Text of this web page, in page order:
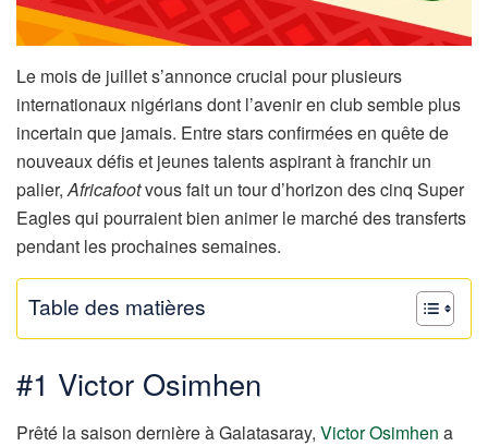
Le mois de juillet s’annonce crucial pour plusieurs
internationaux nigérians dont l’avenir en club semble plus
incertain que jamais. Entre stars confirmées en quête de
nouveaux défis et jeunes talents aspirant à franchir un
palier,Africafootvous fait un tour d’horizon des cinq Super
Eagles qui pourraient bien animer le marché des transferts
pendant les prochaines semaines.
Table des matières
#1 Victor Osimhen
Prêté la saison dernière à Galatasaray, Victor Osimhen a